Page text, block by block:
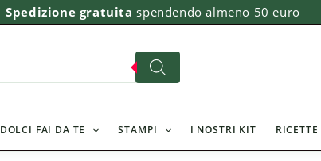
Spedizione gratuita spendendo almeno 50 euro
DOLCI FAI DA TE STAMPI I NOSTRI KIT RICETTE